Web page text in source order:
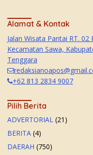
Alamat & Kontak
Jalan Wisata Pantai RT.
Kecamatan Sawa,
Tenggara
+62 813 2834 9007
Pilih Berita
ADVERTORIAL (21)
BERITA (4)
DAERAH (750)